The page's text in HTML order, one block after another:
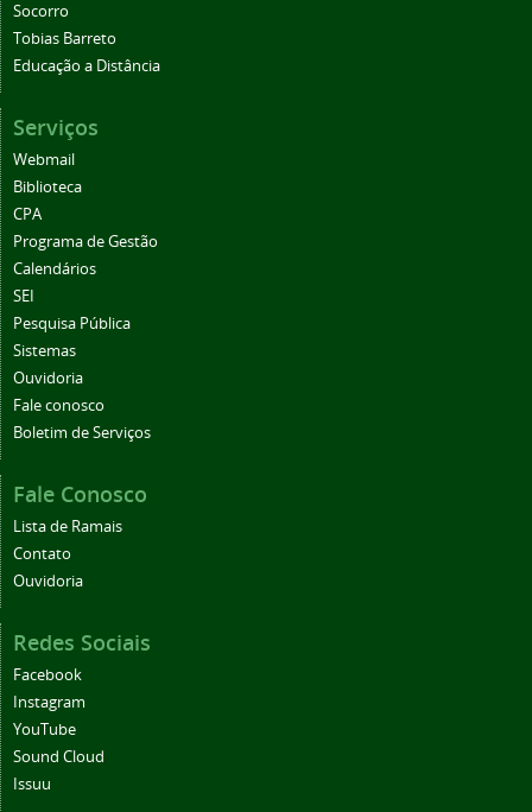
Socorro
Tobias Barreto
Educação a Distância
Serviços
Webmail
Biblioteca
CPA
Programa de Gestão
Calendários
SEI
Pesquisa Pública
Sistemas
Ouvidoria
Fale conosco
Boletim de Serviços
Fale Conosco
Lista de Ramais
Contato
Ouvidoria
Redes Sociais
Facebook
Instagram
YouTube
Sound Cloud
Issuu